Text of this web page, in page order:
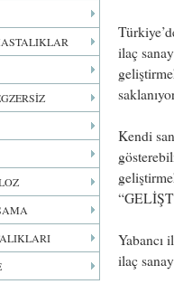
ilaç
Kendi
Yabancı
ilaç